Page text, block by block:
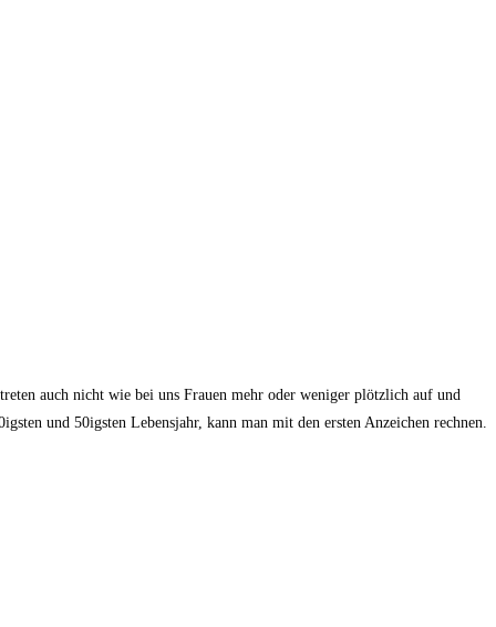
auch nicht wie bei uns Frauen mehr oder weniger plötzlich auf und
und 50igsten Lebensjahr, kann man mit den ersten Anzeichen rechnen.